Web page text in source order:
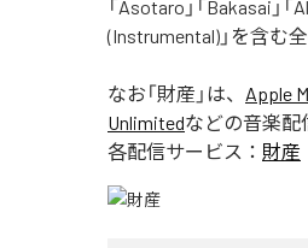
「Asotaro」「Bakasai」
(Instrumental)」を含む
なお「財産 」は、 Apple
Unlimitedなどの音楽配
各配信サービス： 財産